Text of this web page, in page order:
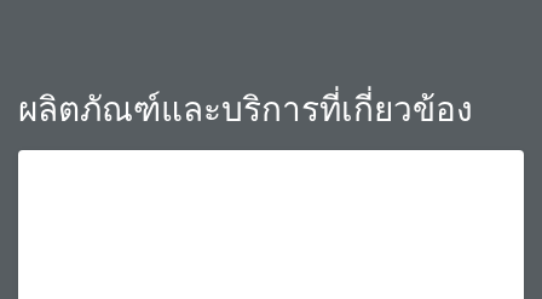
ผลิตภัณฑ์และบริการที่เกี่ยวข้อง